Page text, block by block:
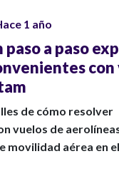
1 año
a paso
con
de cómo resolver
vuelos de
movilidad aérea en